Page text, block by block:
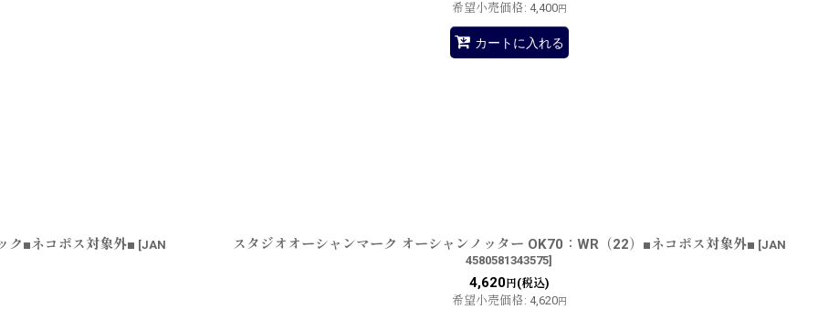
希望小売価格: 4,400円
カートに入れる
ク■ネコポス対象外■ [JAN スタジオオーシャンマーク オーシャンノッター OK70：WR（22）■ネコポス対象外■ [JAN
4580581343575]
4,620円(税込)
希望小売価格: 4,620円